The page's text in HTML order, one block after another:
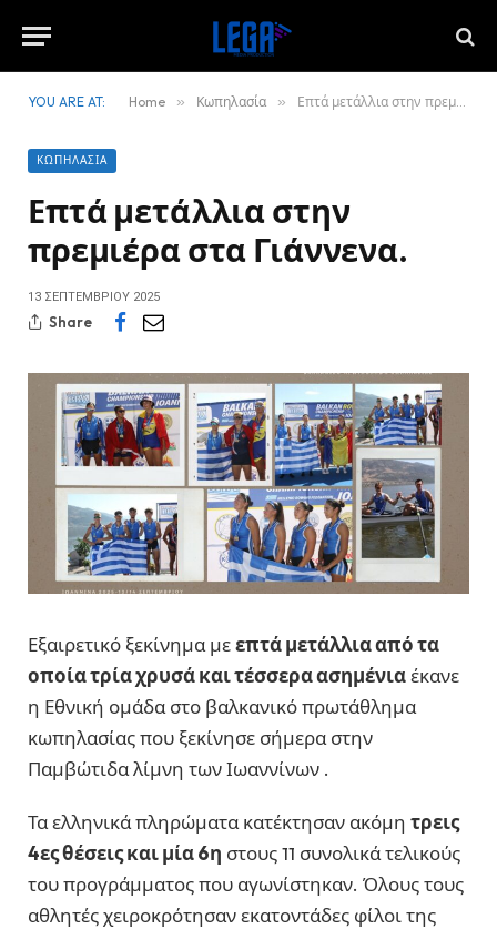
YOU ARE AT: Home » Κωπηλασία » Επτά μετάλλια στην πρεμιέρα στα Γιάννενα.
ΚΩΠΗΛΑΣΊΑ
Επτά μετάλλια στην
πρεμιέρα στα Γιάννενα.
13 ΣΕΠΤΕΜΒΡΊΟΥ 2025
Share
Εξαιρετικό ξεκίνημα μεεπτά μετάλλια από τα
οποία τρία χρυσά και τέσσερα ασημένιαέκανε
η Εθνική ομάδα στο βαλκανικό πρωτάθλημα
κωπηλασίας που ξεκίνησε σήμερα στην
Παμβώτιδα λίμνη των Ιωαννίνων .
Τα ελληνικά πληρώματα κατέκτησαν ακόμη τρεις
4ες θέσεις και μία 6η στους 11 συνολικά τελικούς
του προγράμματος που αγωνίστηκαν. Όλους τους
αθλητές χειροκρότησαν εκατοντάδες φίλοι της